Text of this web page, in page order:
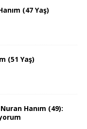
(47 Yaş)
(51 Yaş)
Hanım (49):